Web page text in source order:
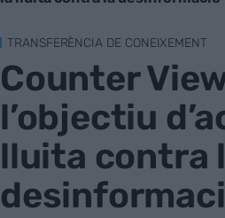
TRANSFERÈNCIA DE CONEIXEMENT
Counter
l’objectiu
lluita contra